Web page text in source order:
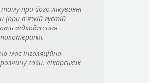
при його лікуванні
в'язкій густій
відходження
має інгаляційна
соди, лікарських